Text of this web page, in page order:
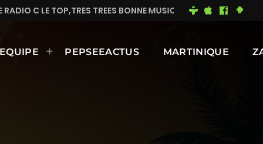
TREES BONNE MUSIQUE EN CONTINUE MIMI DU
EQUIPE PEPSEEACTUS MARTINIQUE